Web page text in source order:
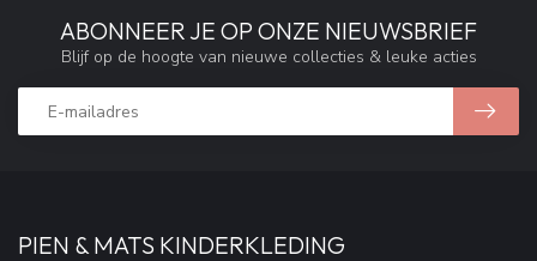
ABONNEER JE OP ONZE NIEUWSBRIEF
Blijf op de hoogte van nieuwe collecties & leuke acties
PIEN & MATS KINDERKLEDING